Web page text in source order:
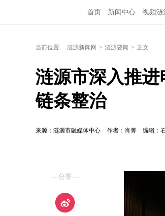
首页 新闻中心 视频涟
当前位置: 涟源新闻网 > 涟源要闻 > 正文
涟源市深入推
链条整治
来源：涟源市融媒体中心 作者：肖菁 编辑：
—分享—